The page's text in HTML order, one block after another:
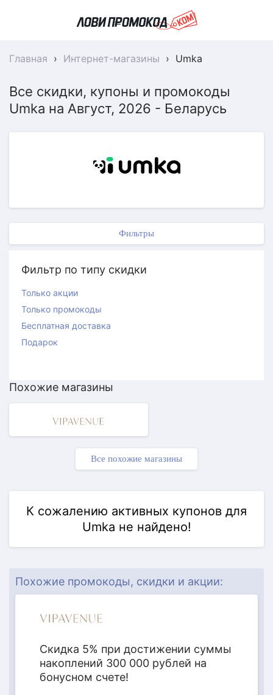
Главная › Интернет-магазины › Umka
Все скидки, купоны и промокоды
Umka на Август, 2026 - Беларусь
Фильтры
Фильтр по типу скидки
Только акции
Только промокоды
Бесплатная доставка
Подарок
Похожие магазины
Все похожие магазины
К сожалению активных купонов для
Umka не найдено!
Похожие промокоды, скидки и акции:
АКЦИЯ
Скидка 5% при достижении суммы
накоплений 300 000 рублей на
бонусном счете!